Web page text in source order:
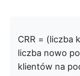
CRR = (liczba
liczba nowo
klientów na